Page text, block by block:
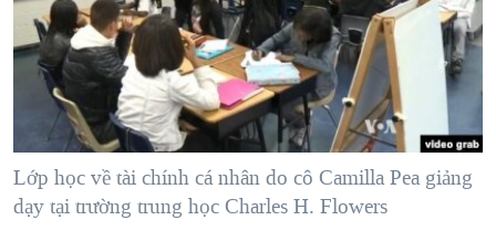
"Tìm"NGƯỜI VIỆT HẢI NGOẠI
ĐỜI SỐNG
KINH TẾ
KHOA HỌC
SỨC KHOẺ
VĂN HOÁ
TẠI
HÀNH TRÌNH BẦU CỬ 2024
MỘT NĂM CHIẾN TRANH TẠI DẢI GAZA
GIẢI MÃ VÀNH ĐAI & CON ĐƯỜNG
TRỊNH VĨNH BÌNH - NGƯỜI HẠ 'BÊN THẮNG CUỘC'
VIDEO
NGHE
MẠNG XÃ HỘI
Ngôn ngữ khác
Lớp học về tài chính cá nhân do cô Camilla Pea giảng
dạy tại trường trung học Charles H. Flowers